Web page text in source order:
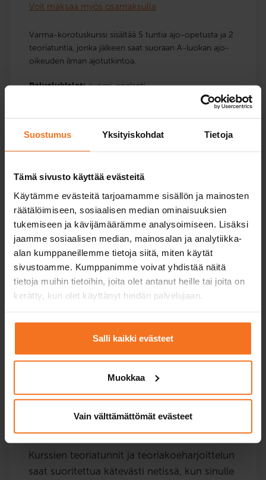
Suostumus Yksityiskohdat Tietoja
Tämä sivusto käyttää evästeitä
Käytämme evästeitä tarjoamamme sisällön ja mainosten
räätälöimiseen, sosiaalisen median ominaisuuksien
tukemiseen ja kävijämäärämme analysoimiseen. Lisäksi
jaamme sosiaalisen median, mainosalan ja analytiikka-
alan kumppaneillemme tietoja siitä, miten käytät
sivustoamme. Kumppanimme voivat yhdistää näitä
tietoja muihin tietoihin, joita olet antanut heille tai joita on
kerätty, kun olet käyttänyt heidän palvelujaan.
Salli kaikki evästeet
Muokkaa
Vain välttämättömät evästeet
Voit maksaa myös osamaksulla
Varma-korotuskurssi sisältää 5 tuntia ajo-opetusta ja 2
teoriatuntia, jonka jälkeen saat suoraan A-luokan ajo-
oikeuden ilman ajotutkintoa.
Palvelukielet: suomi, englanti
Monipuoliset ajotunnit
Ajotunneilla harjoittelemme monipuolisesti
valmistaudut ajokokeeseen ja tosielämän
Tehokkaat teoriatunnit
Kurssien teoriatunnit ja teoriakoeharjoittelun
saat suoritettua kätevästi netissä, kun sinulle